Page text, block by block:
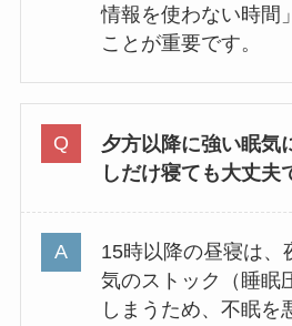
情報を使わない時間
ことが重要です。
夕方以降に強い眠気
しだけ寝ても大丈夫
15時以降の昼寝は、
気のストック（睡眠
しまうため、不眠を